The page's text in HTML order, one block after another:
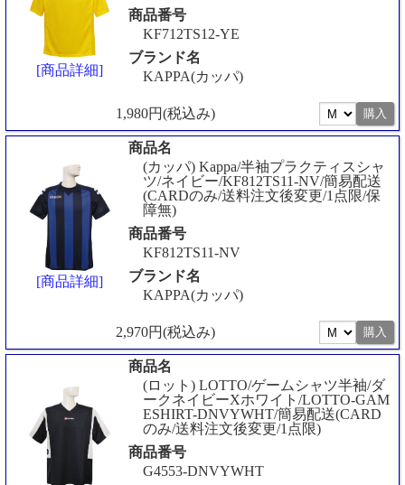
[商品詳細]
商品番号
KF712TS12-YE
ブランド名
KAPPA(カッパ)
1,980円(税込み)
[商品詳細]
商品名
(カッパ) Kappa/半袖プラクティスシャ
ツ/ネイビー/KF812TS11-NV/簡易配送
(CARDのみ/送料注文後変更/1点限/保
障無)
商品番号
KF812TS11-NV
ブランド名
KAPPA(カッパ)
2,970円(税込み)
商品名
(ロット) LOTTO/ゲームシャツ半袖/ダ
ークネイビーXホワイト/LOTTO-GAM
ESHIRT-DNVYWHT/簡易配送(CARD
のみ/送料注文後変更/1点限)
商品番号
G4553-DNVYWHT